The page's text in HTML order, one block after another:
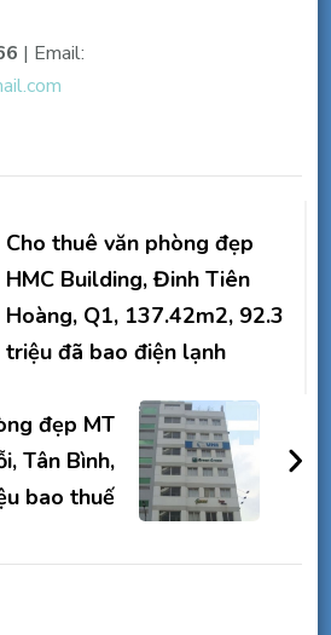
| Email:
Cho thuê văn phòng đẹp
HMC Building, Đinh Tiên
Hoàng, Q1, 137.42m2, 92.3
triệu đã bao điện lạnh
đẹp MT
Tân Bình,
bao thuế